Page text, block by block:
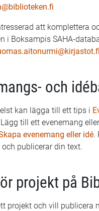
att komplettera
i Boksampis SAHA-
och
kan lägga till ett tips i
till ett evenemang
evenemang eller idé.
publicerar din text.
projekt på
projekt och vill publicera